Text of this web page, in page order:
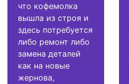
что кофемолка
вышла из строя и
здесь потребуется
либо ремонт либо
замена деталей
как на новые
жернова,